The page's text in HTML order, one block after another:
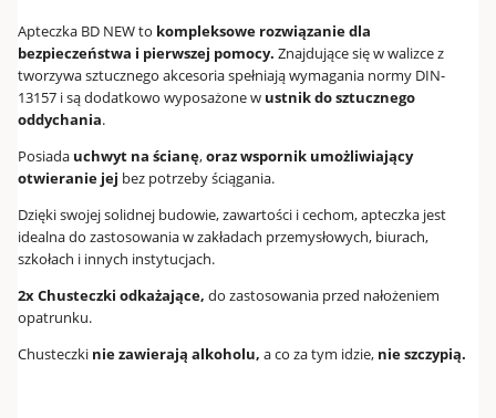
Apteczka BD NEW to kompleksowe rozwiązanie dla
bezpieczeństwa i pierwszej pomocy. Znajdujące się w walizce z
tworzywa sztucznego akcesoria spełniają wymagania normy DIN-
13157 i są dodatkowo wyposażone w ustnik do sztucznego
oddychania.
Posiada uchwyt na ścianę,oraz wspornik umożliwiający
otwieranie jej bez potrzeby ściągania.
Dzięki swojej solidnej budowie, zawartości i cechom, apteczka jest
idealna do zastosowania w zakładach przemysłowych, biurach,
szkołach i innych instytucjach.
2x Chusteczki odkażające, do zastosowania przed nałożeniem
opatrunku.
Chusteczki nie zawierają alkoholu, a co za tym idzie, nie szczypią.